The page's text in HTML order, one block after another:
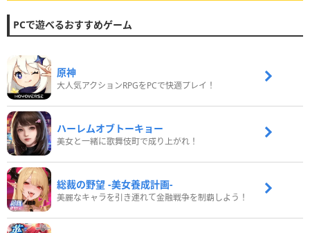
PCで遊べるおすすめゲーム
原神
大人気アクションRPGをPCで快適プレイ！
ハーレムオブトーキョー
美女と一緒に歌舞伎町で成り上がれ！
総裁の野望 -美女養成計画-
美麗なキャラを引き連れて金融戦争を制覇しよう！